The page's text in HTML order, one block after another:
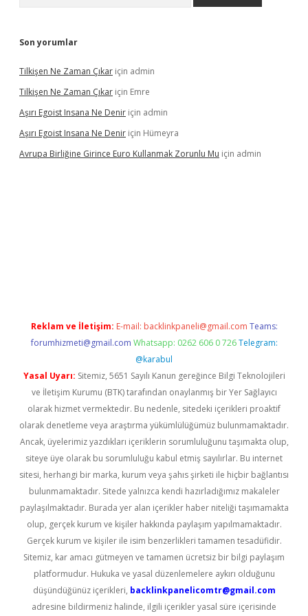
Son yorumlar
Tilkişen Ne Zaman Çıkar için admin
Tilkişen Ne Zaman Çıkar için Emre
Aşırı Egoist Insana Ne Denir için admin
Aşırı Egoist Insana Ne Denir için Hümeyra
Avrupa Birliğine Girince Euro Kullanmak Zorunlu Mu için admin
Reklam ve İletişim: E-mail: backlinkpaneli@gmail.com Teams:
forumhizmeti@gmail.com Whatsapp: 0262 606 0 726 Telegram:
@karabul
Yasal Uyarı: Sitemiz, 5651 Sayılı Kanun gereğince Bilgi Teknolojileri
ve İletişim Kurumu (BTK) tarafından onaylanmış bir Yer Sağlayıcı
olarak hizmet vermektedir. Bu nedenle, sitedeki içerikleri proaktif
olarak denetleme veya araştırma yükümlülüğümüz bulunmamaktadır.
Ancak, üyelerimiz yazdıkları içeriklerin sorumluluğunu taşımakta olup,
siteye üye olarak bu sorumluluğu kabul etmiş sayılırlar. Bu internet
sitesi, herhangi bir marka, kurum veya şahıs şirketi ile hiçbir bağlantısı
bulunmamaktadır. Sitede yalnızca kendi hazırladığımız makaleler
paylaşılmaktadır. Burada yer alan içerikler haber niteliği taşımamakta
olup, gerçek kurum ve kişiler hakkında paylaşım yapılmamaktadır.
Gerçek kurum ve kişiler ile isim benzerlikleri tamamen tesadüfidir.
Sitemiz, kar amacı gütmeyen ve tamamen ücretsiz bir bilgi paylaşım
platformudur. Hukuka ve yasal düzenlemelere aykırı olduğunu
düşündüğünüz içerikleri, backlinkpanelicomtr@gmail.com
adresine bildirmeniz halinde, ilgili içerikler yasal süre içerisinde